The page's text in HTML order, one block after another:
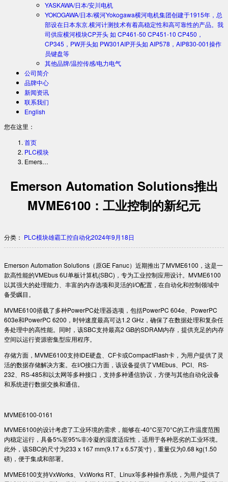
YASKAWA/日本/安川电机
YOKOGAWA/日本/横河Yokogawa横河电机集团创建于1915年，总
部设在日本东京.横河计测技术有着高稳定性和高可靠性的产品。我
司供应横河模块CP开头 如 CP461-50 CP451-10 CP450，
CP345，PW开头如 PW301AIP开头如 AIP578，AIP830-001操作
员键盘等
其他品牌/温控传感/电力电气
公司简介
品牌中心
新闻资讯
联系我们
English
您在这里：
首页
PLC模块
Emers…
Emerson Automation Solutions推出
MVME6100：工业控制的新纪元
分类： PLC模块雄霸工控自动化2024年9月18日
Emerson Automation Solutions（原GE Fanuc）近期推出了MVME6100，这是一
款高性能的VMEbus 6U单板计算机(SBC)，专为工业控制应用设计。MVME6100
以其强大的处理能力、丰富的内存选项和灵活的I/O配置，在自动化和控制领域中
备受瞩目。
MVME6100搭载了多种PowerPC处理器选项，包括PowerPC 604e、PowerPC
603e和PowerPC 6200，时钟速度最高可达1.2 GHz，确保了在数据处理和复杂任
务处理中的高性能。同时，该SBC支持最高2 GB的SDRAM内存，提供充足的内存
空间以运行资源密集型应用程序。
存储方面，MVME6100支持IDE硬盘、CF卡或CompactFlash卡，为用户提供了灵
活的数据存储解决方案。在I/O接口方面，该设备提供了VMEbus、PCI、RS-
232、RS-485和以太网等多种接口，支持多种通信协议，方便与其他自动化设备
和系统进行数据交换和通信。
MVME6100-0161
MVME6100的设计考虑了工业环境的需求，能够在-40°C至70°C的工作温度范围
内稳定运行，具备5%至95%非冷凝的湿度适应性，适用于各种恶劣的工业环境。
此外，该SBC的尺寸为233 x 167 mm(9.17 x 6.57英寸)，重量仅为0.68 kg(1.50
磅)，便于集成和部署。
MVME6100支持VxWorks、VxWorks RT、Linux等多种操作系统，为用户提供了